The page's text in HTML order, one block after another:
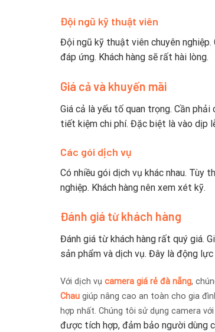
Đội ngũ kỹ thuật viên
Đội ngũ kỹ thuật viên chuyên
đáp ứng. Khách hàng sẽ rất hài lòng.
Giá cả và khuyến mãi
Giá cả là yếu tố quan trọng. Cần
tiết kiệm chi phí. Đặc biệt là vào dịp
Các gói dịch vụ
Có nhiều gói dịch vụ khác nhau. Tùy
nghiệp. Khách hàng nên xem xét kỹ.
Đánh giá từ khách hàng
Đánh giá từ khách hàng rất quý giá.
sản phẩm và dịch vụ. Đây là động
Với dịch vụ camera giá rẻ đà nẵng,
Chau giúp nâng cao an toàn cho gia
hợp nhất. Chúng tôi sử dụng camera
được tích hợp, đảm bảo người dùng